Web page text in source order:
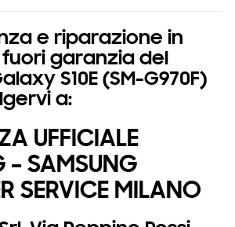
e riparazione in
garanzia del
S10E (SM-G970F)
a:
UFFICIALE
– SAMSUNG
SERVICE MILANO